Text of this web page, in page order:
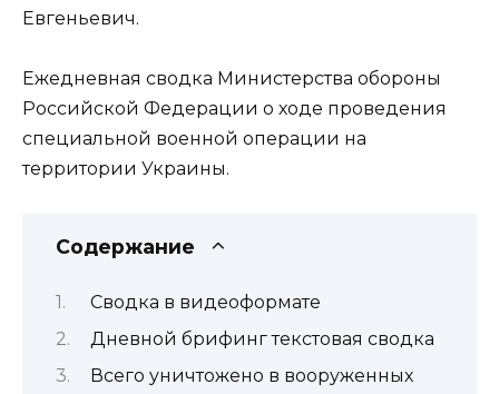
Евгеньевич.
Ежедневная сводка Министерства обороны
Российской Федерации о ходе проведения
специальной военной операции на
территории Украины.
Содержание
Сводка в видеоформате
Дневной брифинг текстовая сводка
Всего уничтожено в вооруженных